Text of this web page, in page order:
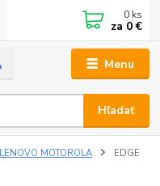
Menu
Hľadať
0 ks
za 0 €
LENOVO MOTOROLA
EDGE